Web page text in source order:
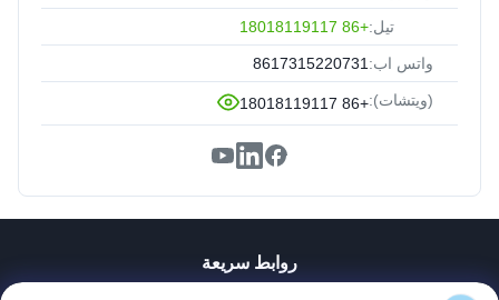
تيل:+86 18018119117
واتس اب: 8617315220731
(ويتشات):+86 18018119117
روابط سريعة